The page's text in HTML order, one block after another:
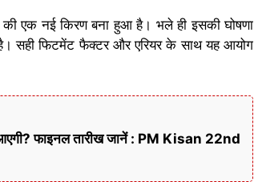
एक नई किरण बना हुआ है। भले ही इसकी घोषणा
है। सही फिटमेंट फैक्टर और एरियर के साथ यह आयोग
आएगी? फाइनल तारीख जानें : PM Kisan 22nd